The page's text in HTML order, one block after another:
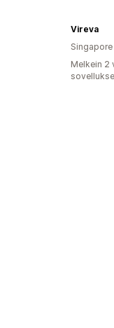
Vireva
Singapore
Melkein 2